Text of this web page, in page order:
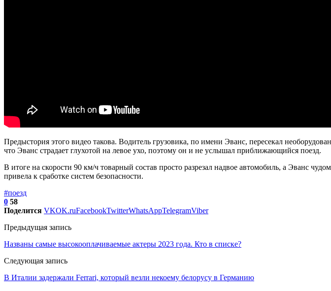
Предыстория этого видео такова. Водитель грузовика, по имени Эванс, пересекал
что Эванс страдает глухотой на левое ухо, поэтому он и не услышал приближающийся поезд.
В итоге на скорости 90 км/ч товарный состав просто разрезал надвое автомобиль, а Эванс
привела к сработке систем безопасности.
#поезд
0 58
Поделится VKOK.ruFacebookTwitterWhatsAppTelegramViber
Предыдущая запись
Названы самые высокооплачиваемые актеры 2023 года. Кто в списке?
Следующая запись
В Италии задержали Ferrari, который везли некоему белорусу в Германию